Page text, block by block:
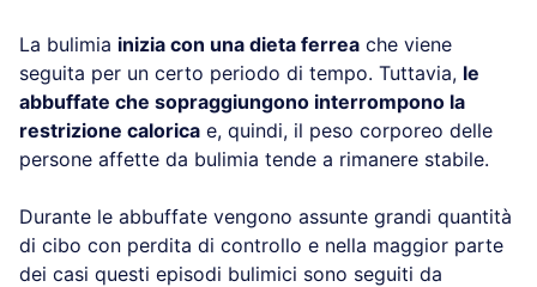
La bulimia inizia con una dieta ferrea che viene
seguita per un certo periodo di tempo. Tuttavia, le
abbuffate che sopraggiungono interrompono la
restrizione calorica e, quindi, il peso corporeo delle
persone affette da bulimia tende a rimanere stabile.
Durante le abbuffate vengono assunte grandi quantità
di cibo con perdita di controllo e nella maggior parte
dei casi questi episodi bulimici sono seguiti da